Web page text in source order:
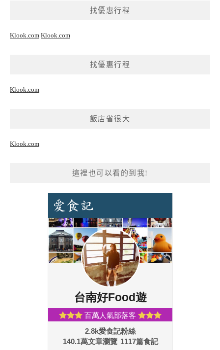
找優惠行程
Klook.com Klook.com
找優惠行程
Klook.com
飯店省很大
Klook.com
這裡也可以看的到我!